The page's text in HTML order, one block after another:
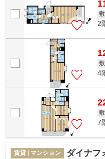
2
4
7
賃貸 | マンション ダイナフ